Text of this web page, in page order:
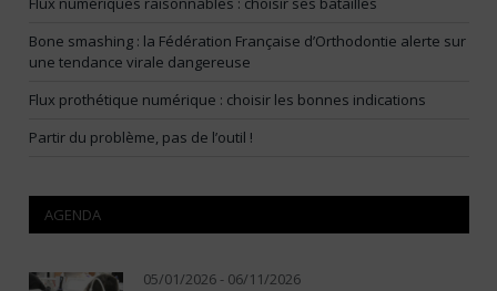
Bone smashing : la Fédération Française d’Orthodontie alerte sur
une tendance virale dangereuse
Flux prothétique numérique : choisir les bonnes indications
Partir du problème, pas de l’outil !
AGENDA
05/01/2026 - 06/11/2026